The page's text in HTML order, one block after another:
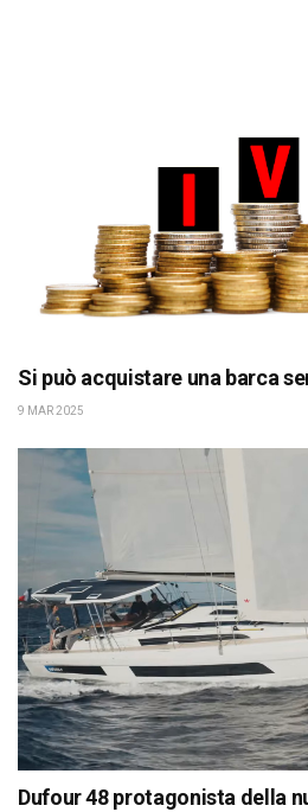
Si può acquistare una barca
9 MAR 2025
Dufour 48 protagonista della